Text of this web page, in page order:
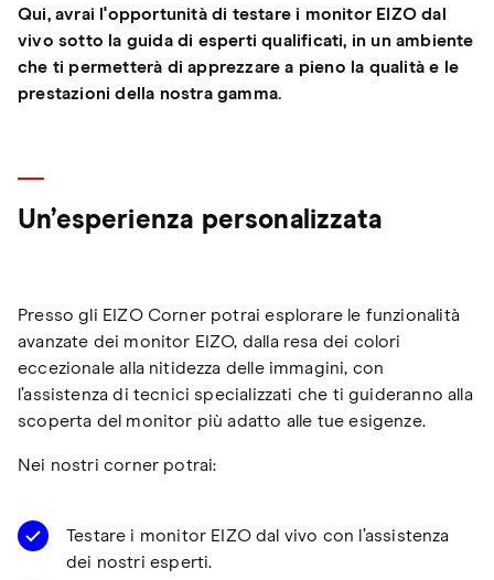
Qui, avrai l'opportunità di testare i monitor EIZO dal
vivo sotto la guida di esperti qualificati, in un ambiente
che ti permetterà di apprezzare a pieno la qualità e le
prestazioni della nostra gamma.
Un’esperienza personalizzata
Presso gli EIZO Corner potrai esplorare le funzionalità
avanzate dei monitor EIZO, dalla resa dei colori
eccezionale alla nitidezza delle immagini, con
l’assistenza di tecnici specializzati che ti guideranno alla
scoperta del monitor più adatto alle tue esigenze.
Nei nostri corner potrai:
Testare i monitor EIZO dal vivo con l’assistenza
dei nostri esperti.